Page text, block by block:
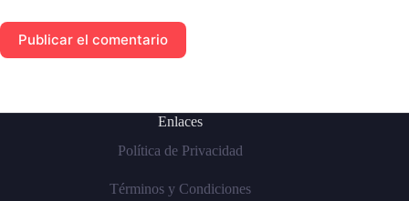
Publicar el comentario
Enlaces
Política de Privacidad
Términos y Condiciones